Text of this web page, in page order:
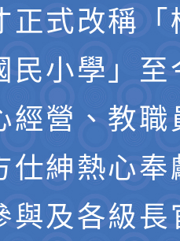
正式改稱「
民小學」
經營、教職
仕紳熱心奉
與及各級長